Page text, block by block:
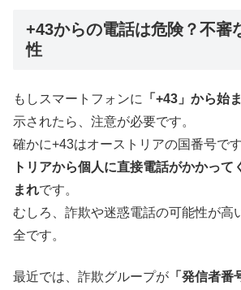
+43からの電話は危険？不審
性
もしスマートフォンに 「+43」から始
示されたら、注意が必要です。
確かに+43はオーストリアの国番号です
トリアから個人に直接電話がかかって
まれです。
むしろ、詐欺や迷惑電話の可能性が高
全です。
最近では、詐欺グループが 「発信者